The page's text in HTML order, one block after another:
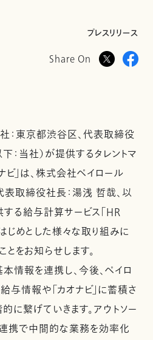
プレスリリース
Share On
：東京都渋谷区、代表取締役
：当社）が提供するタレントマ
ビ」は、株式会社ペイロール
表取締役社長：湯浅 哲哉、以
する給与計算サービス「HR
じめとした様々な取り組みに
をお知らせします。
報を連携し、今後、ペイロ
与情報や「カオナビ」に蓄積さ
に繋げていきます。アウトソー
携で中間的な業務を効率化